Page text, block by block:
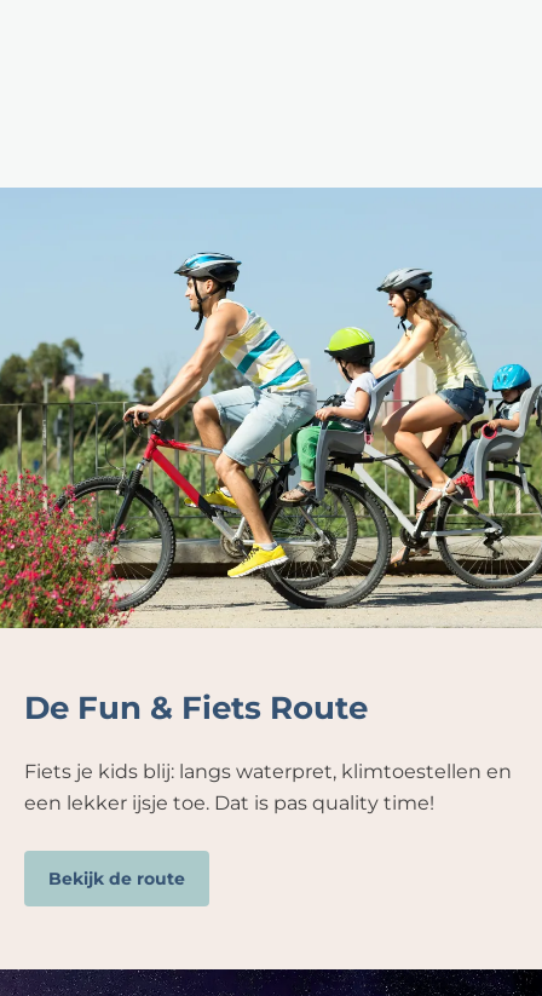
De Fun & Fiets Route
Fiets je kids blij: langs waterpret, klimtoestellen en
een lekker ijsje toe. Dat is pas quality time!
Bekijk de route